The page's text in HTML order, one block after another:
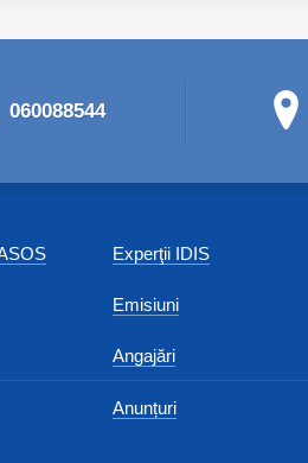
060088544
Experţii IDIS
Emisiuni
Angajări
Anunțuri